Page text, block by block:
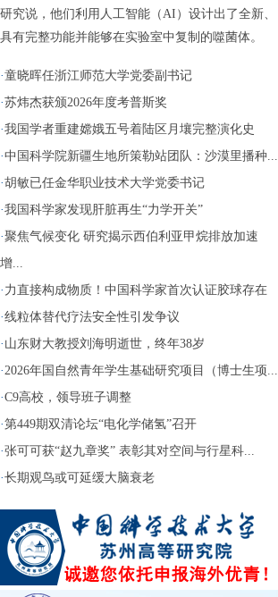
研究说，他们利用人工智能（AI）设计出了全新、
具有完整功能并能够在实验室中复制的噬菌体。
·童晓晖任浙江师范大学党委副书记
·苏炜杰获颁2026年度考普斯奖
·我国学者重建嫦娥五号着陆区月壤完整演化史
·中国科学院新疆生地所策勒站团队：沙漠里播种...
·胡敏已任金华职业技术大学党委书记
·我国科学家发现肝脏再生“力学开关”
·聚焦气候变化 研究揭示西伯利亚甲烷排放加速
增...
· 力直接构成物质！中国科学家首次认证胶球存在
·线粒体替代疗法安全性引发争议
· 山东财大教授刘海明逝世，终年38岁
·2026年国自然青年学生基础研究项目（博士生项...
·C9高校，领导班子调整
·第449期双清论坛“电化学储氢”召开
·张可可获“赵九章奖” 表彰其对空间与行星科...
·长期观鸟或可延缓大脑衰老